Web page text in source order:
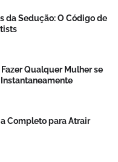
da Sedução: O Código de
Qualquer Mulher se
Instantaneamente
Completo para Atrair